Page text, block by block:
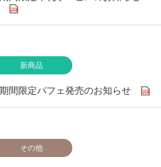
間限定パフェ発売のお知らせ